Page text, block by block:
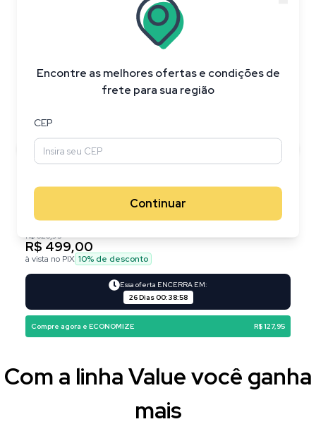
Encontre as melhores ofertas e condições de
frete para sua região
CEP
Continuar
R$ 626,95
R$ 499,00
à vista no PIX 10% de desconto
Essa oferta ENCERRA EM:
26 Dias00:38:57
Compre agora e ECONOMIZE R$ 127,95
Com a linha Value você ganha
mais